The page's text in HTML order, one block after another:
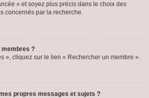
» et soyez plus précis dans le choix des
concernés par la recherche.
?
», cliquez sur le lien « Rechercher un membre ».
propres messages et sujets ?